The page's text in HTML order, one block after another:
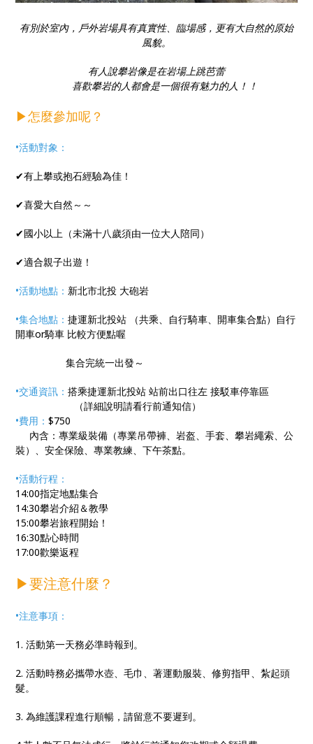
有別於室內，戶外岩場具有真實性、臨場感，更有大自然的原始
風貌。
有人說攀岩像是在岩場上跳芭蕾
喜歡攀岩的人都會是一個很有魅力的人！！
▶怎麼參加呢？
•活動對象：
✔有上攀或抱石經驗為佳！
✔喜愛大自然～～
✔國小以上（未滿十八歲須由一位大人陪同）
✔適合親子出遊！
•活動地點： 新北市北投 大砲岩
•集合地點：捷運新北投站 （共乘、自行騎車、開車集合點）自行
開車or騎車 比較方便點喔
集合完統一出發～
•交通資訊：搭乘捷運新北投站 站前出口往左 接駁車停靠區
（詳細說明請看行前通知信）
•費用：$750
內含：專業級裝備（專業吊帶褲、岩盔、手套、攀岩繩索、公
裝）、安全保險、專業教練、下午茶點。
•活動行程：
14:00指定地點集合
14:30攀岩介紹＆教學
15:00攀岩旅程開始！
16:30點心時間
17:00歡樂返程
▶要注意什麼？
•注意事項：
1. 活動第一天務必準時報到。
2. 活動時務必攜帶水壺、毛巾、著運動服裝、修剪指甲、紮起頭
髮。
3. 為維護課程進行順暢，請留意不要遲到。